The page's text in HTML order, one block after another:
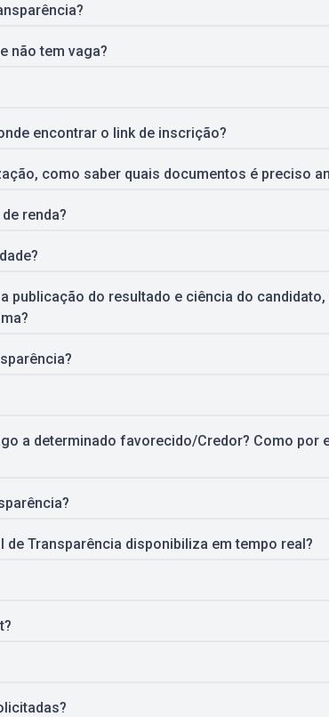
não tem vaga?
encontrar o link de inscrição?
como saber quais documentos é preciso
renda?
publicação do resultado e ciência do
a determinado favorecido/Credor? Como por
Transparência disponibiliza em tempo real?